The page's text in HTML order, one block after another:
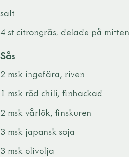
salt
4 st citrongräs, delade på mitten
Sås
2 msk ingefära, riven
1 msk röd chili, finhackad
2 msk vårlök, finskuren
3 msk japansk soja
3 msk olivolja